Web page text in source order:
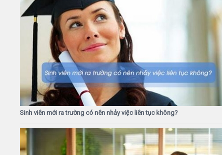
Sinh viên mới ra trường có nên nhảy việc liên tục không?